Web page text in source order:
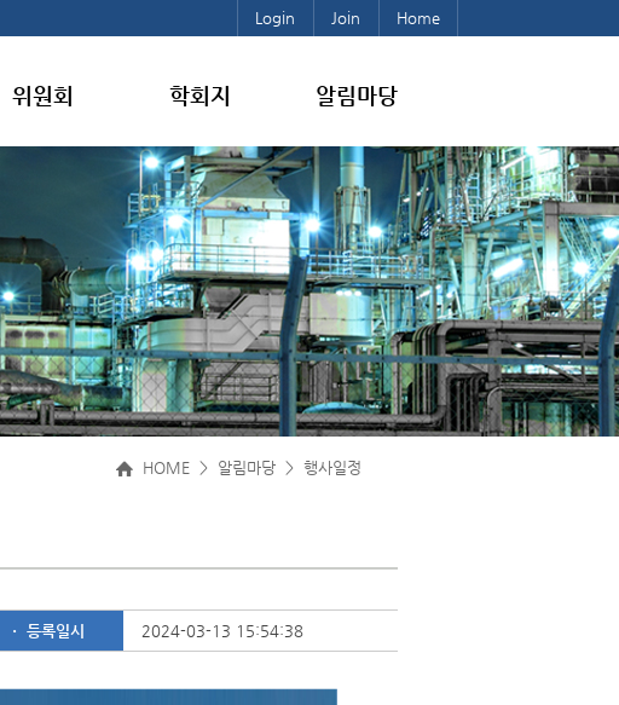
Login Join Home
위원회 학회지 알림마당
HOME > 알림마당 > 행사일정
ㆍ 등록일시 2024-03-13 15:54:38